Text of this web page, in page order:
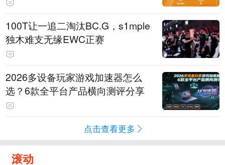
100T让一追二淘汰BC.G，s1mple
独木难支无缘EWC正赛
2026多设备玩家游戏加速器怎么
选？6款全平台产品横向测评分享
点击查看更多
滚动